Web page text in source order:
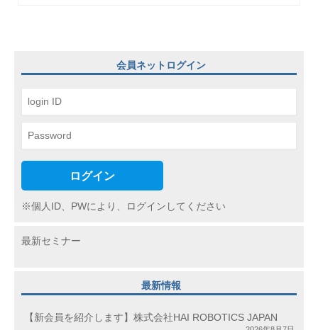
シ
ョ
ン
会員ネットログイン
ログイン
※個人ID、PWにより、ログインしてください
最新セミナー
最新情報
【新会員を紹介します】株式会社HAI ROBOTICS JAPAN